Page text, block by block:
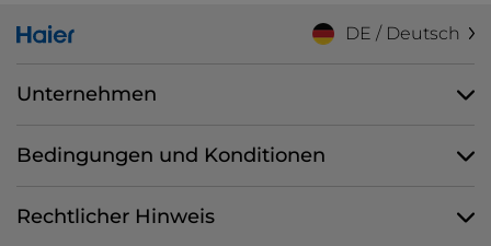
DE / Deutsch
Unternehmen
Bedingungen und Konditionen
Rechtlicher Hinweis